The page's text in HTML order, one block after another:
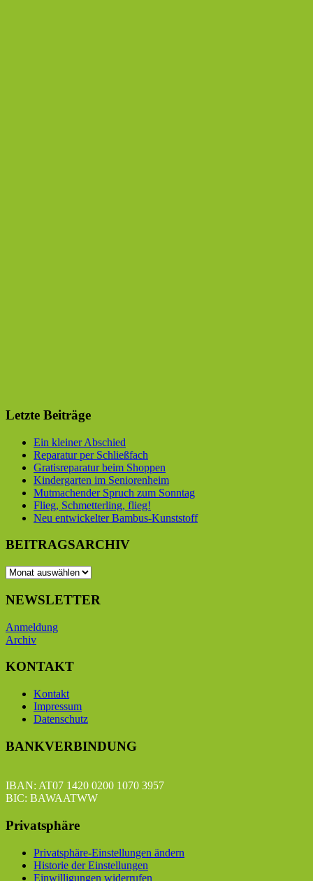
Letzte Beiträge
Ein kleiner Abschied
Reparatur per Schließfach
Gratisreparatur beim Shoppen
Kindergarten im Seniorenheim
Mutmachender Spruch zum Sonntag
Flieg, Schmetterling, flieg!
Neu entwickelter Bambus-Kunststoff
BEITRAGSARCHIV
BEITRAGSARCHIV
NEWSLETTER
Anmeldung
Archiv
KONTAKT
Kontakt
Impressum
Datenschutz
BANKVERBINDUNG
IBAN: AT07 1420 0200 1070 3957
BIC: BAWAATWW
Privatsphäre
Privatsphäre-Einstellungen ändern
Historie der Einstellungen
Einwilligungen widerrufen